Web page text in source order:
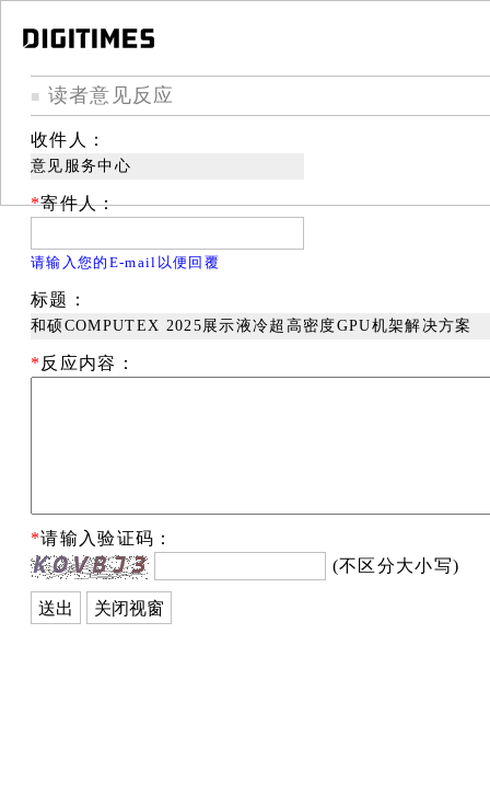
■ 读者意见反应
收件人：
意见服务中心
*寄件人：
请输入您的E-mail以便回覆
标题：
和硕COMPUTEX 2025展示液冷超高密度GPU机架解决方案
* 反应内容：
*请输入验证码：
(不区分大小写)